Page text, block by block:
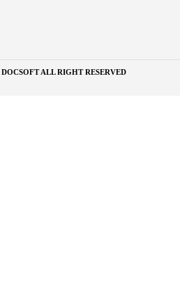
DOCSOFTALL RIGHT RESERVED